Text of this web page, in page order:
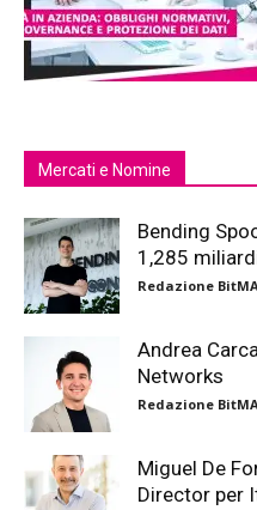
Mercati e Nomine
Bending
1,285
Redazione
Andrea
Networks
Redazione
Miguel De
Director per